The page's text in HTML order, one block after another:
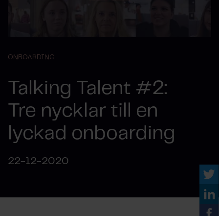
ONBOARDING
Talking Talent #2:
Tre nycklar till en
lyckad onboarding
22-12-2020